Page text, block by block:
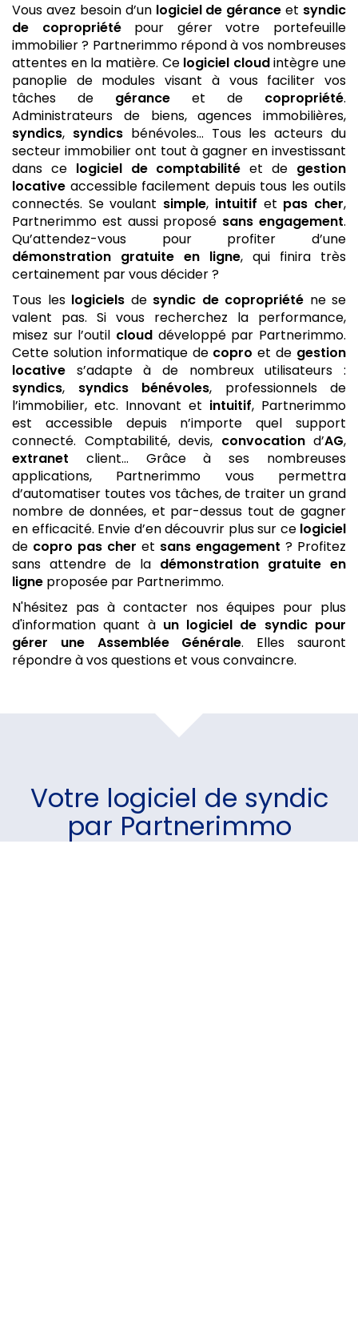
Vous avez besoin d’un logiciel de gérance et syndic
de copropriétépour gérer votre portefeuille
immobilier ? Partnerimmo répond à vos nombreuses
attentes en la matière. Ce logiciel cloudintègre une
panoplie de modules visant à vous faciliter vos
tâches de gérance et de copropriété.
Administrateurs de biens, agences immobilières,
syndics, syndicsbénévoles… Tous les acteurs du
secteur immobilier ont tout à gagner en investissant
dans ce logiciel de comptabilité et de gestion
locative accessible facilement depuis tous les outils
connectés. Se voulant simple, intuitif et pas cher,
Partnerimmo est aussi proposé sans engagement.
Qu’attendez-vous pour profiter d’une
démonstration gratuite en ligne, qui finira très
certainement par vous décider ?
Tous les logiciels de syndic de copropriété ne se
valent pas. Si vous recherchez la performance,
misez sur l’outil cloud développé par Partnerimmo.
Cette solution informatique de copro et de gestion
locative s’adapte à de nombreux utilisateurs :
syndics, syndics bénévoles, professionnels de
l’immobilier, etc. Innovant et intuitif, Partnerimmo
est accessible depuis n’importe quel support
connecté. Comptabilité, devis, convocationd’AG,
extranet client… Grâce à ses nombreuses
applications, Partnerimmo vous permettra
d’automatiser toutes vos tâches, de traiter un grand
nombre de données, et par-dessus tout de gagner
en efficacité. Envie d’en découvrir plus sur ce logiciel
de copro pas cher et sans engagement ? Profitez
sans attendre de la démonstration gratuite en
ligne proposée par Partnerimmo.
N'hésitez pas à contacter nos équipes pour plus
d'information quant à un logiciel de syndic pour
gérer une Assemblée Générale. Elles sauront
répondre à vos questions et vous convaincre.
Votre logiciel de syndic
par Partnerimmo
Un module pour chaque